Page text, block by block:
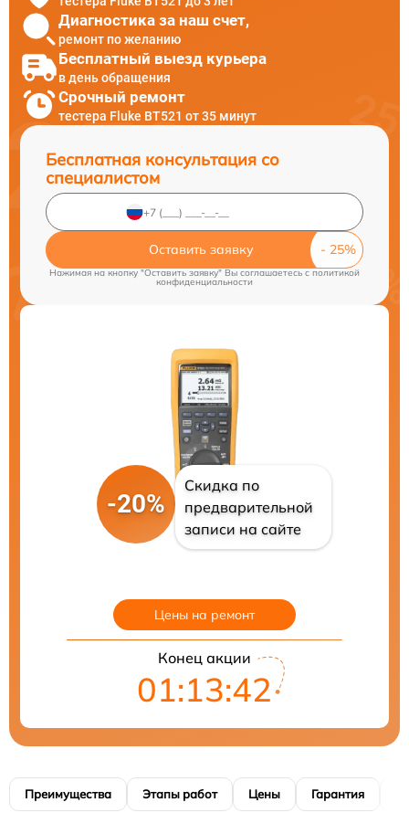
Диагностика за наш счет,
ремонт по желанию
Бесплатный выезд курьера
в день обращения
Срочный ремонт
тестера Fluke BT521 от 35 минут
Бесплатная консультация со
специалистом
Оставить заявку
Нажимая на кнопку "Оставить заявку" Вы соглашаетесь cполитикой
конфиденциальности
-20%
Скидка по
предварительной
записи на сайте
Цены на ремонт
Конец акции
01:13:41
Преимущества Этапы работ Цены Гарантия